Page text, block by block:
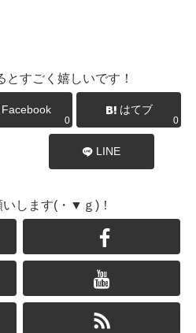
とすごく嬉しいです！
Facebook
0
はてブ
0
LINE
します(・▼ｇ)！